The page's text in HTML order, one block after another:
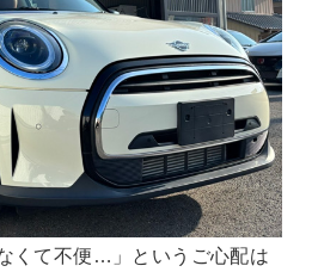
くて不便…」というご心配は